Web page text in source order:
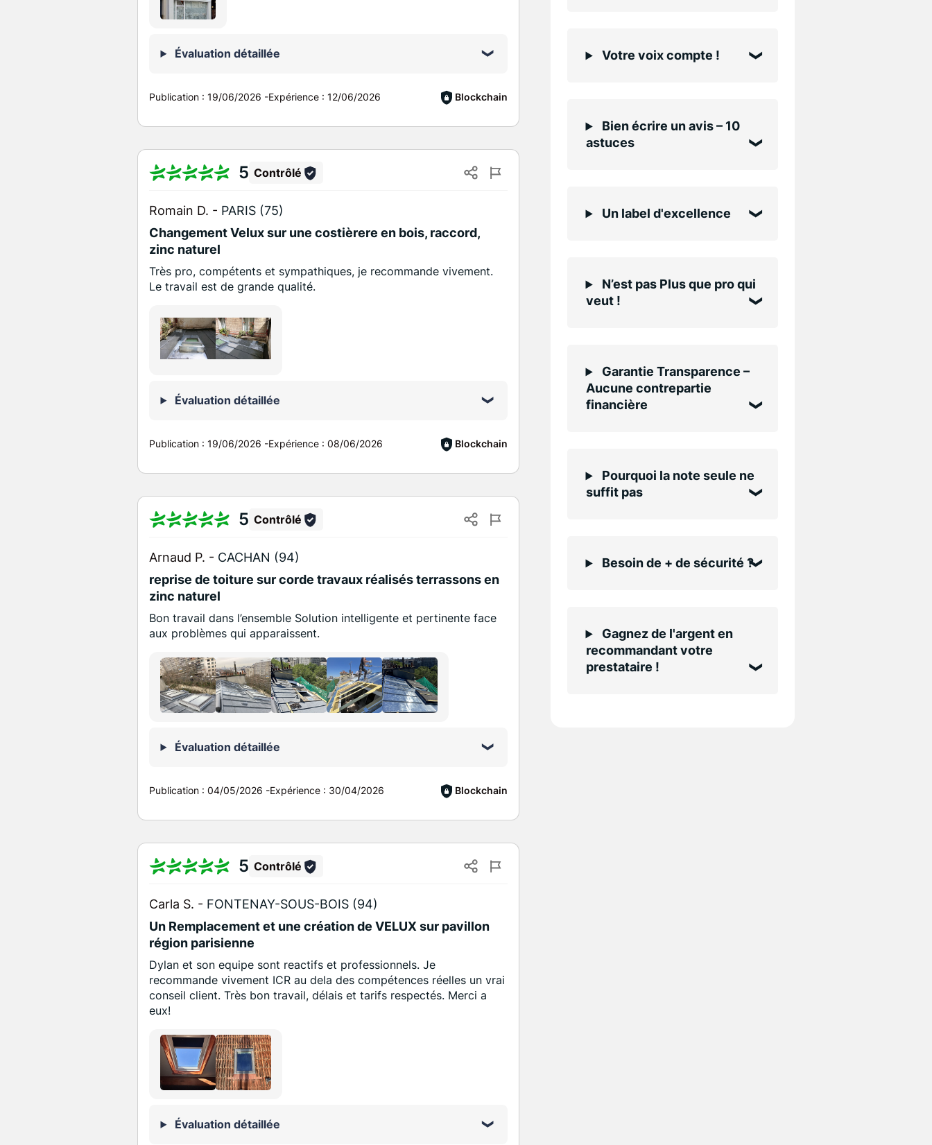
Évaluation détaillée
Publication :19/06/2026 -Expérience :12/06/2026 Blockchain
5 Contrôlé
Romain D. - PARIS (75)
Changement Velux sur une costièrere en bois, raccord,
zinc naturel
Très pro, compétents et sympathiques, je recommande vivement.
Le travail est de grande qualité.
Évaluation détaillée
Publication :19/06/2026 -Expérience :08/06/2026 Blockchain
5 Contrôlé
Arnaud P. - CACHAN (94)
reprise de toiture sur corde travaux réalisés terrassons en
zinc naturel
Bon travail dans l’ensemble Solution intelligente et pertinente face
aux problèmes qui apparaissent.
Évaluation détaillée
Publication :04/05/2026 -Expérience : 30/04/2026 Blockchain
5 Contrôlé
Carla S. - FONTENAY-SOUS-BOIS (94)
Un Remplacement et une création de VELUX sur pavillon
région parisienne
Dylan et son equipe sont reactifs et professionnels. Je
recommande vivement ICR au dela des compétences réelles un vrai
conseil client. Très bon travail, délais et tarifs respectés. Merci a
eux!
Évaluation détaillée
Votre voix compte !
Bien écrire un avis – 10
astuces
Un label d'excellence
N’est pas Plus que pro qui
veut !
Garantie Transparence –
Aucune contrepartie
financière
Pourquoi la note seule ne
suffit pas
Besoin de + de sécurité ?
Gagnez de l'argent en
recommandant votre
prestataire !